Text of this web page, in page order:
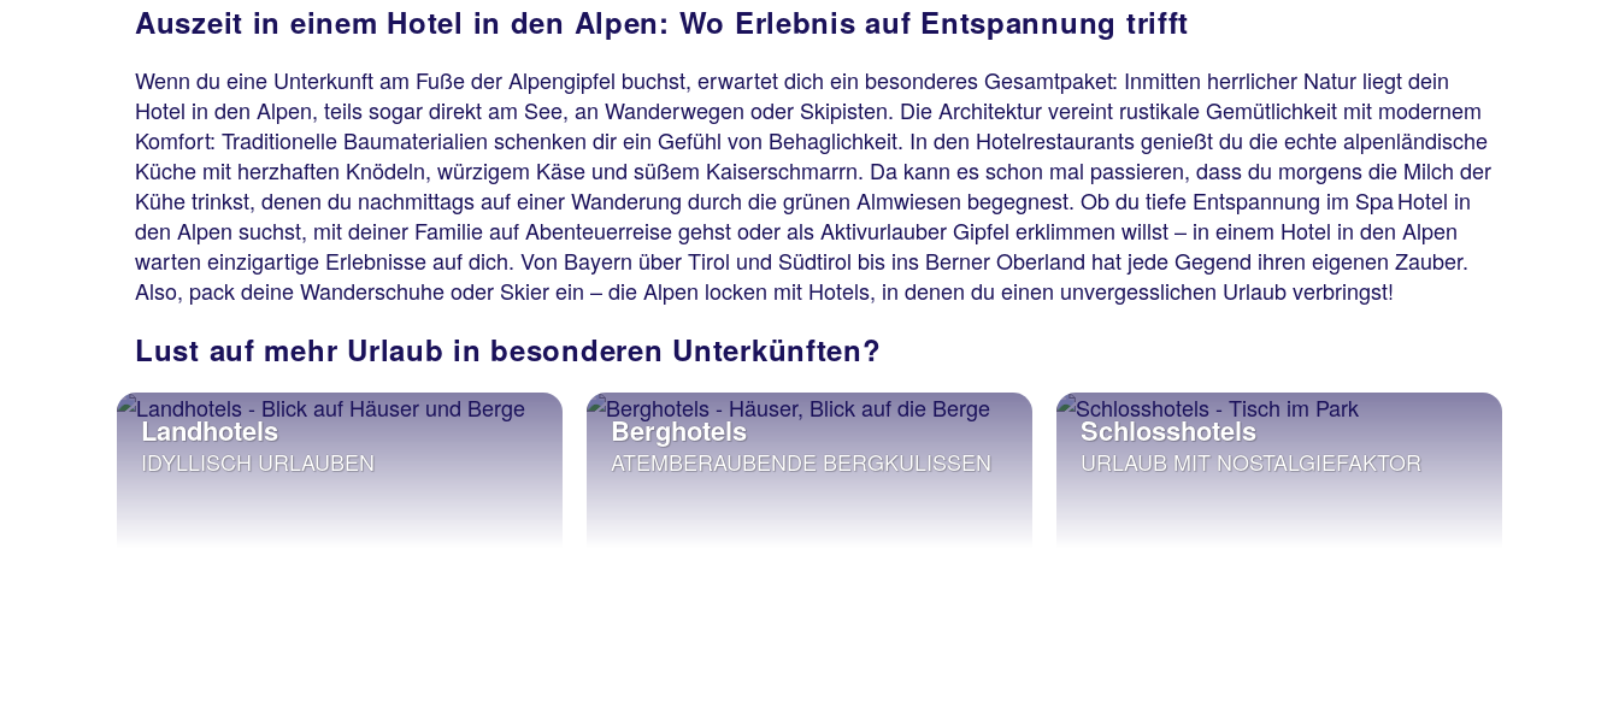
Auszeit in einem Hotel in den Alpen: Wo Erlebnis auf Entspannung trifft
Wenn du eine Unterkunft am Fuße der Alpengipfel buchst, erwartet dich ein besonderes Gesamtpaket: Inmitten herrlicher Natur liegt dein
Hotel in den Alpen, teils sogar direkt am See, an Wanderwegen oder Skipisten. Die Architektur vereint rustikale Gemütlichkeit mit modernem
Komfort: Traditionelle Baumaterialien schenken dir ein Gefühl von Behaglichkeit. In den Hotelrestaurants genießt du die echte alpenländische
Küche mit herzhaften Knödeln, würzigem Käse und süßem Kaiserschmarrn. Da kann es schon mal passieren, dass du morgens die Milch der
Kühe trinkst, denen du nachmittags auf einer Wanderung durch die grünen Almwiesen begegnest. Ob du tiefe Entspannung im Spa Hotel in
den Alpen suchst, mit deiner Familie auf Abenteuerreise gehst oder als Aktivurlauber Gipfel erklimmen willst – in einem Hotel in den Alpen
warten einzigartige Erlebnisse auf dich. Von Bayern über Tirol und Südtirol bis ins Berner Oberland hat jede Gegend ihren eigenen Zauber.
Also, pack deine Wanderschuhe oder Skier ein – die Alpen locken mit Hotels, in denen du einen unvergesslichen Urlaub verbringst!
Lust auf mehr Urlaub in besonderen Unterkünften?
Landhotels
IDYLLISCH URLAUBEN
Berghotels
ATEMBERAUBENDE BERGKULISSEN
Schlosshotels
URLAUB MIT NOSTALGIEFAKTOR